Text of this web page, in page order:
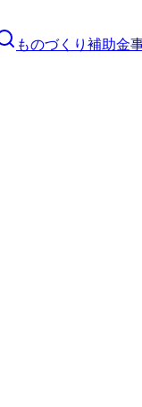
ものづくり補助金